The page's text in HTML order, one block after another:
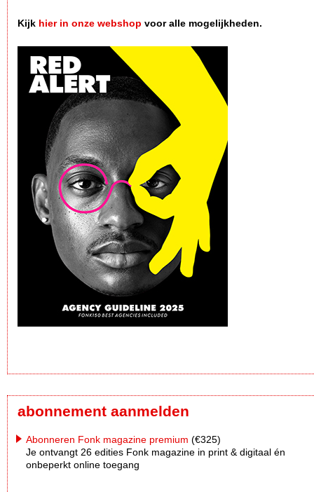
Kijk hier in onze webshop voor alle mogelijkheden.
abonnement aanmelden
Abonneren Fonk magazine premium (€325)
Je ontvangt 26 edities Fonk magazine in print & digitaal én
onbeperkt online toegang